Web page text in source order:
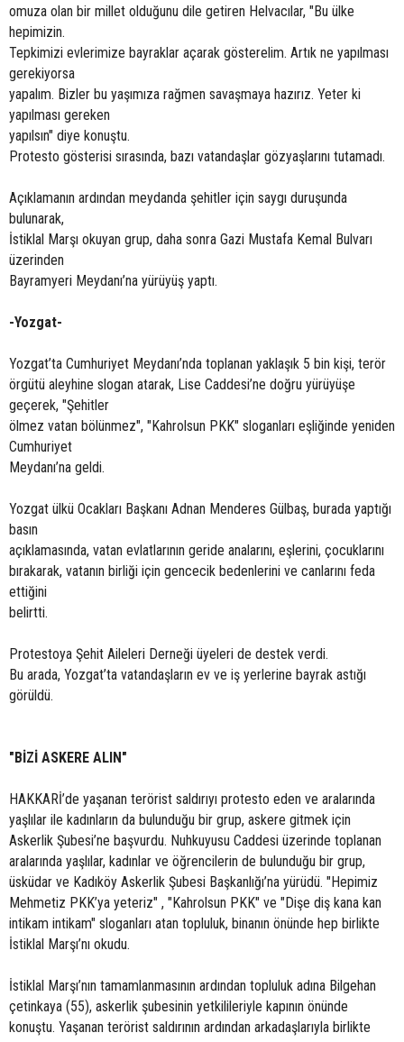
omuza olan bir millet olduğunu dile getiren Helvacılar, "Bu ülke
hepimizin.
Tepkimizi evlerimize bayraklar açarak gösterelim. Artık ne yapılması
gerekiyorsa
yapalım. Bizler bu yaşımıza rağmen savaşmaya hazırız. Yeter ki
yapılması gereken
yapılsın" diye konuştu.
Protesto gösterisi sırasında, bazı vatandaşlar gözyaşlarını tutamadı.
Açıklamanın ardından meydanda şehitler için saygı duruşunda
bulunarak,
İstiklal Marşı okuyan grup, daha sonra Gazi Mustafa Kemal Bulvarı
üzerinden
Bayramyeri Meydanı’na yürüyüş yaptı.
-Yozgat-
Yozgat’ta Cumhuriyet Meydanı’nda toplanan yaklaşık 5 bin kişi, terör
örgütü aleyhine slogan atarak, Lise Caddesi’ne doğru yürüyüşe
geçerek, "Şehitler
ölmez vatan bölünmez", "Kahrolsun PKK" sloganları eşliğinde yeniden
Cumhuriyet
Meydanı’na geldi.
Yozgat ülkü Ocakları Başkanı Adnan Menderes Gülbaş, burada yaptığı
basın
açıklamasında, vatan evlatlarının geride analarını, eşlerini, çocuklarını
bırakarak, vatanın birliği için gencecik bedenlerini ve canlarını feda
ettiğini
belirtti.
Protestoya Şehit Aileleri Derneği üyeleri de destek verdi.
Bu arada, Yozgat’ta vatandaşların ev ve iş yerlerine bayrak astığı
görüldü.
"BİZİ ASKERE ALIN"
HAKKARİ’de yaşanan terörist saldırıyı protesto eden ve aralarında
yaşlılar ile kadınların da bulunduğu bir grup, askere gitmek için
Askerlik Şubesi’ne başvurdu. Nuhkuyusu Caddesi üzerinde toplanan
aralarında yaşlılar, kadınlar ve öğrencilerin de bulunduğu bir grup,
üsküdar ve Kadıköy Askerlik Şubesi Başkanlığı’na yürüdü. "Hepimiz
Mehmetiz PKK’ya yeteriz" , "Kahrolsun PKK" ve "Dişe diş kana kan
intikam intikam" sloganları atan topluluk, binanın önünde hep birlikte
İstiklal Marşı’nı okudu.
İstiklal Marşı’nın tamamlanmasının ardından topluluk adına Bilgehan
çetinkaya (55), askerlik şubesinin yetkilileriyle kapının önünde
konuştu. Yaşanan terörist saldırının ardından arkadaşlarıyla birlikte